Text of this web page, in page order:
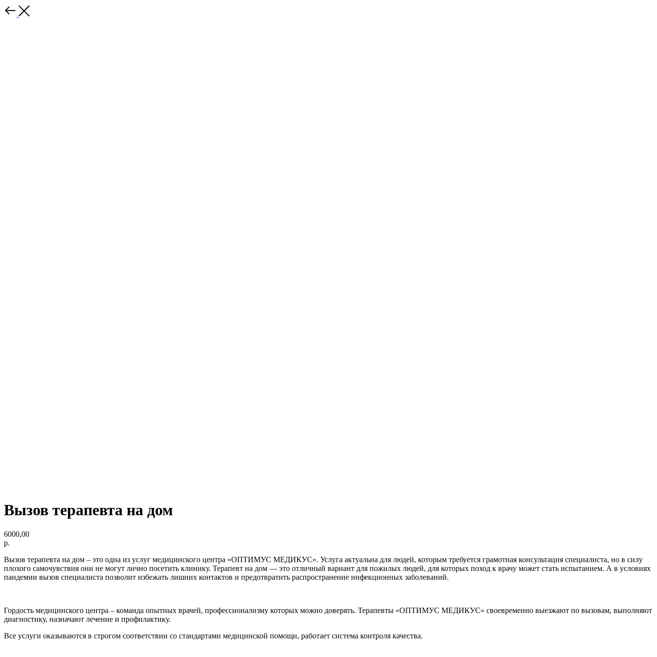
Вызов терапевта на дом
6000,00
р.
Вызов терапевта на дом – это одна из услуг медицинского центра «ОПТИМУС МЕДИКУС». Услуга актуальна для людей, которым требуется грамотная консультация специалиста, но в силу
плохого самочувствия они не могут лично посетить клинику. Терапевт на дом — это отличный вариант для пожилых людей, для которых поход к врачу может стать испытанием. А в условиях
пандемии вызов специалиста позволит избежать лишних контактов и предотвратить распространение инфекционных заболеваний.
Гордость медицинского центра – команда опытных врачей, профессионализму которых можно доверять. Терапевты «ОПТИМУС МЕДИКУС» своевременно выезжают по вызовам, выполняют
диагностику, назначают лечение и профилактику.
Все услуги оказываются в строгом соответствии со стандартами медицинской помощи, работает система контроля качества.